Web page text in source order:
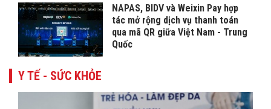
NAPAS, BIDV và Weixin Pay hợp
tác mở rộng dịch vụ thanh toán
qua mã QR giữa Việt Nam - Trung
Quốc
Y TẾ - SỨC KHỎE